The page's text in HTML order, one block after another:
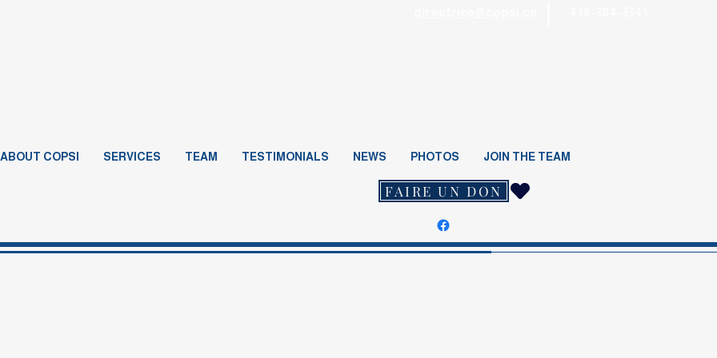
ABOUT COPSI SERVICES TEAM TESTIMONIALS NEWS PHOTOS JOIN THE TEAM
FAIRE UN DON